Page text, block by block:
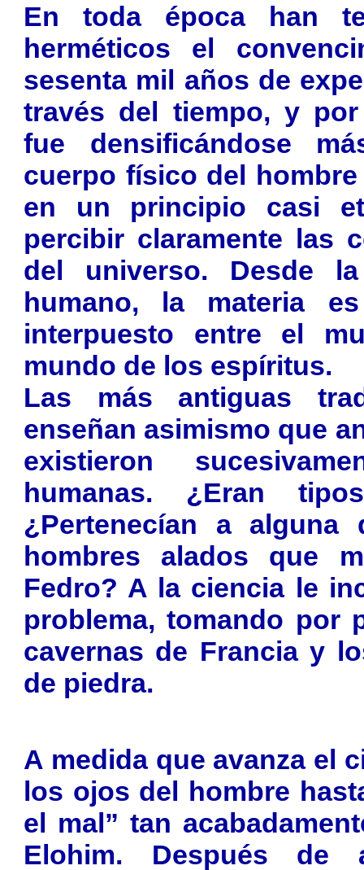
En toda época han
herméticos el
sesenta mil años de
través del tiempo, y
fue densificándose
cuerpo físico del
en un principio casi
percibir claramente las
del universo. Desde
humano, la materia
interpuesto entre el
mundo de los espíritus.
Las más antiguas
enseñan asimismo que
existieron
humanas. ¿Eran
¿Pertenecían a
hombres alados que
Fedro? A la ciencia le
problema, tomando por
cavernas de Francia y
de piedra.
A medida que avanza el
los ojos del hombre
el mal” tan
Elohim. Después de